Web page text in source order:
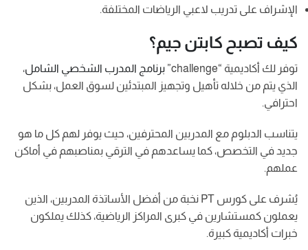
الإشراف على تدريب لاعبي الرياضات المختلفة.
كيف تصبح كابتن جيم؟
توفر لك أكاديمية “challenge” برنامج المدرب الشخصي الشامل،
الذي يتم من خلاله تأهيل وتجهيز المبتدئين لسوق العمل، بشكل
احترافي.
يتناسب الدبلوم مع المدربين المحترفين، حيث يوفر لهم كل ما هو
جديد في التخصص، كما يساعدهم في الترقي بمناصبهم في أماكن
عملهم.
يُشرف على كورس PT نخبة من أفضل الأساتذة المدربين، الذين
يعملون كمستشارين في كبرى المراكز الرياضية، كذلك يملكون
خبرات أكاديمية كبيرة.